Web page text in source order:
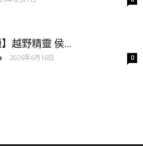
】越野精靈 侯...
- 2026年6月16日 0